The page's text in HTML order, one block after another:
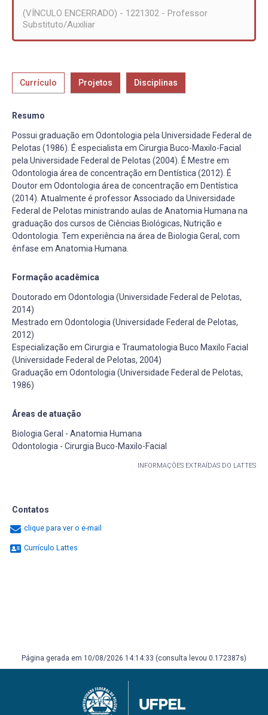
(VÍNCULO ENCERRADO) - 1221302 - Professor
Substituto/Auxiliar
Currículo Projetos Disciplinas
Resumo
Possui graduação em Odontologia pela Universidade Federal de
Pelotas (1986). É especialista em Cirurgia Buco-Maxilo-Facial
pela Universidade Federal de Pelotas (2004). É Mestre em
Odontologia área de concentração em Dentística (2012). É
Doutor em Odontologia área de concentração em Dentística
(2014). Atualmente é professor Associado da Universidade
Federal de Pelotas ministrando aulas de Anatomia Humana na
graduação dos cursos de Ciências Biológicas, Nutrição e
Odontologia. Tem experiência na área de Biologia Geral, com
ênfase em Anatomia Humana.
Formação acadêmica
Doutorado em Odontologia (Universidade Federal de Pelotas,
2014)
Mestrado em Odontologia (Universidade Federal de Pelotas,
2012)
Especialização em Cirurgia e Traumatologia Buco Maxilo Facial
(Universidade Federal de Pelotas, 2004)
Graduação em Odontologia (Universidade Federal de Pelotas,
1986)
Áreas de atuação
Biologia Geral - Anatomia Humana
Odontologia - Cirurgia Buco-Maxilo-Facial
INFORMAÇÕES EXTRAÍDAS DO LATTES
Contatos
clique para ver o e-mail
Currículo Lattes
Página gerada em 10/08/2026 14:14:33 (consulta levou 0.172387s)